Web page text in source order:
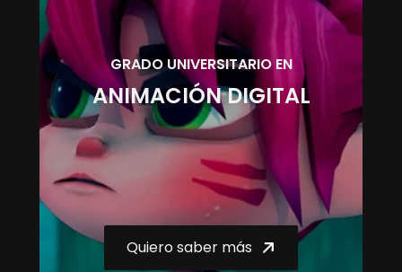
GRADO UNIVERSITARIO EN
ANIMACIÓN DIGITAL
Quiero saber más